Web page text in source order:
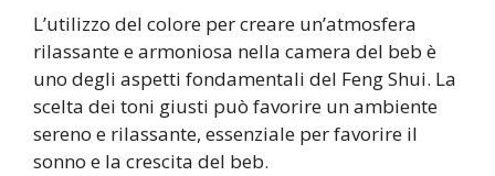
L’utilizzo del colore per creare un’atmosfera
rilassante e armoniosa nella camera del beb è
uno degli aspetti fondamentali del Feng Shui. La
scelta dei toni giusti può favorire un ambiente
sereno e rilassante, essenziale per favorire il
sonno e la crescita del beb.